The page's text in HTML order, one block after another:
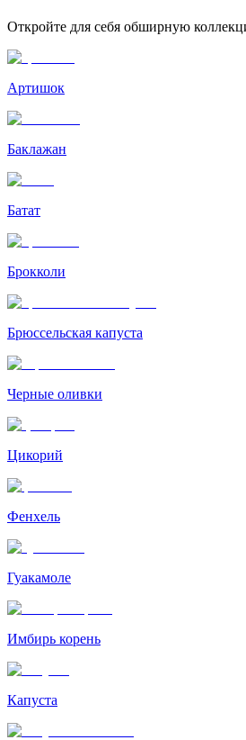
Откройте для себя обширную
Артишок
Баклажан
Батат
Брокколи
Брюссельская капуста
Черные оливки
Цикорий
Фенхель
Гуакамоле
Имбирь корень
Капуста